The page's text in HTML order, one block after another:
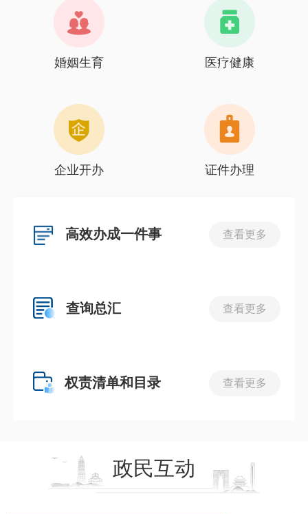
婚姻生育 医疗健康
企业开办 证件办理
高效办成一件事 查看更多
查询总汇 查看更多
权责清单和目录 查看更多
政民互动